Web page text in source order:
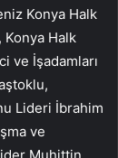
Konya Halk
Halk
ve İşadamları
Lideri İbrahim
ve
Muhittin